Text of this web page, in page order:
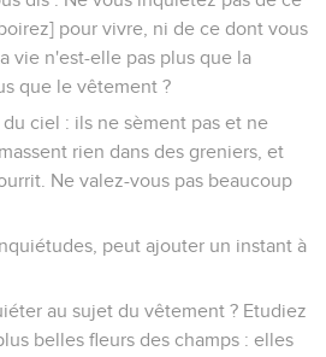
pour vivre, ni de ce dont vous
vie n'est-elle pas plus que la
que le vêtement ?
ciel : ils ne sèment pas et ne
rien dans des greniers, et
Ne valez-vous pas beaucoup
peut ajouter un instant à
au sujet du vêtement ? Etudiez
belles fleurs des champs : elles